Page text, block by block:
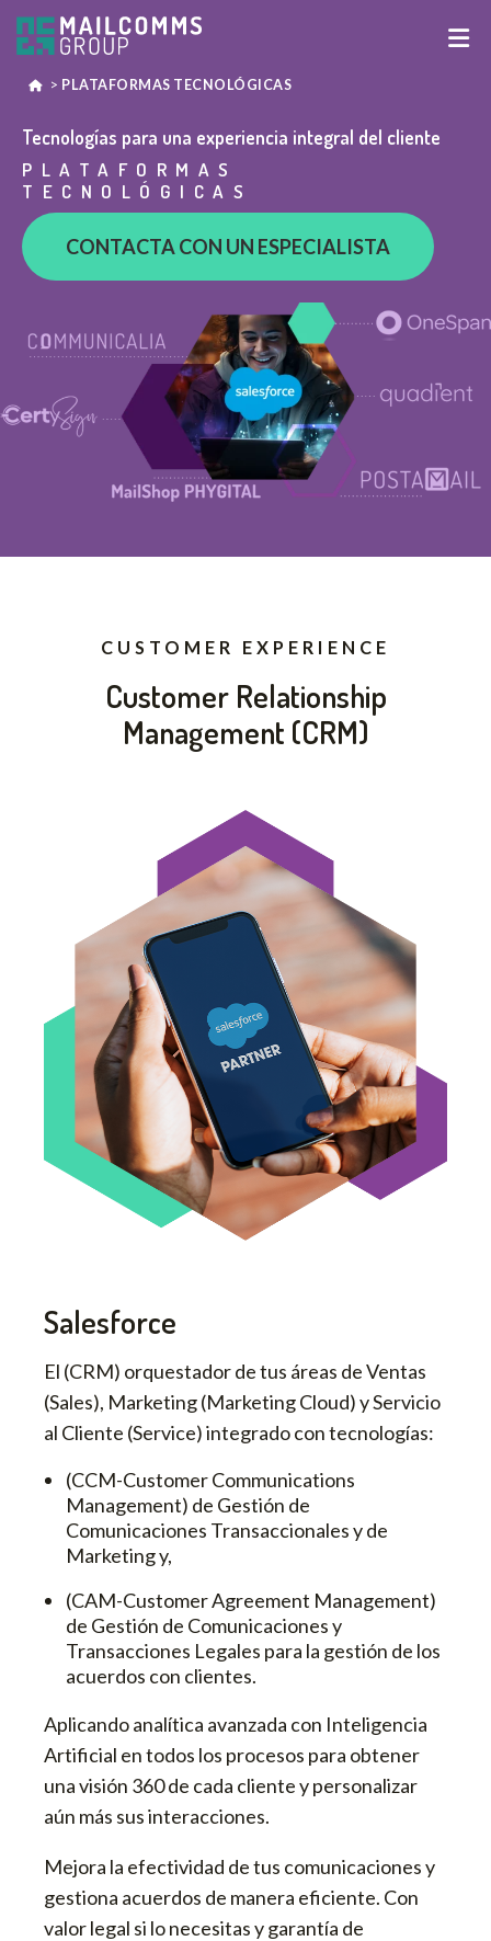
> PLATAFORMAS TECNOLÓGICAS
Tecnologías para una experiencia integral del cliente
PLATAFORMAS
TECNOLÓGICAS
CONTACTA CON UN ESPECIALISTA
CUSTOMER EXPERIENCE
Customer Relationship
Management (CRM)
Salesforce
El (CRM) orquestador de tus áreas de Ventas
(Sales), Marketing (Marketing Cloud) y Servicio
al Cliente (Service) integrado con tecnologías:
(CCM-Customer Communications
Management) de Gestión de
Comunicaciones Transaccionales y de
Marketing y,
(CAM-Customer Agreement Management)
de Gestión de Comunicaciones y
Transacciones Legales para la gestión de los
acuerdos con clientes.
Aplicando analítica avanzada con Inteligencia
Artificial en todos los procesos para obtener
una visión 360 de cada cliente y personalizar
aún más sus interacciones.
Mejora la efectividad de tus comunicaciones y
gestiona acuerdos de manera eficiente. Con
valor legal si lo necesitas y garantía de